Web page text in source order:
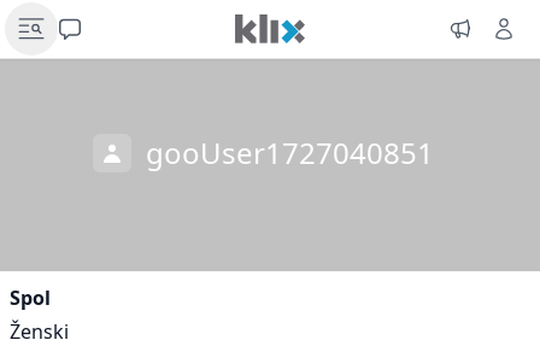
gooUser1727040851
Spol
Ženski